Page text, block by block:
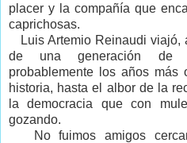
placer y la compañía que
caprichosas.
Luis Artemio Reinaudi viajó,
de una generación de
probablemente los años más
historia, hasta el albor de la
la democracia que con
gozando.
No fuimos amigos